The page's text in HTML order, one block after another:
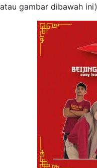
atau gambar dibawah ini)